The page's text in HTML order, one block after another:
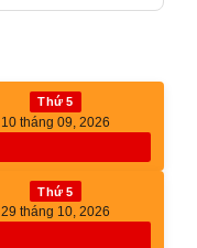
Thứ 5
10 tháng 09, 2026
Thứ 5
29 tháng 10, 2026